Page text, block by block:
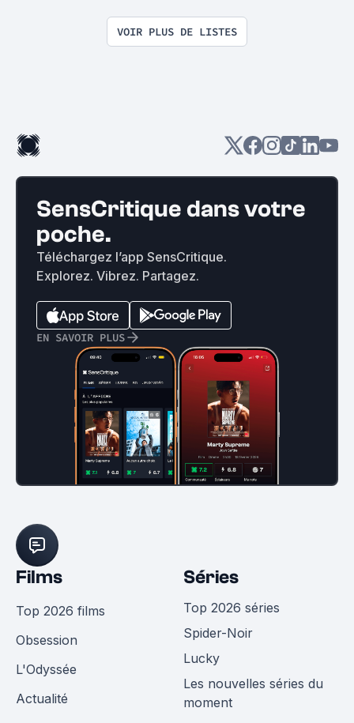
VOIR PLUS DE LISTES
SensCritique dans votre
poche.
Téléchargez l’app SensCritique.
Explorez. Vibrez. Partagez.
EN SAVOIR PLUS
Films
Top 2026 films
Obsession
L'Odyssée
Actualité
Séries
Top 2026 séries
Spider-Noir
Lucky
Les nouvelles séries du
moment